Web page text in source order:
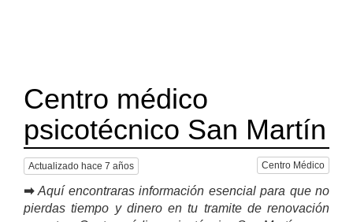
Centro médico
psicotécnico San Martín
Actualizado hace 7 años Centro Médico
➡ Aquí encontraras información esencial para que no
pierdas tiempo y dinero en tu tramite de renovación